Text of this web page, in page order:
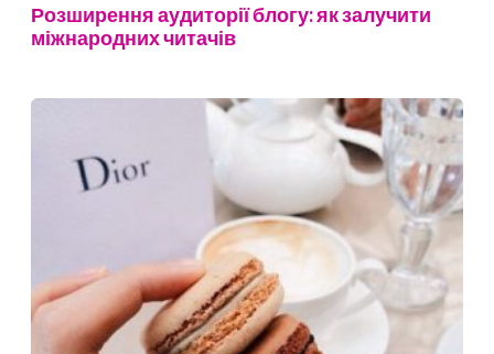
Розширення аудиторії блогу: як залучити
міжнародних читачів